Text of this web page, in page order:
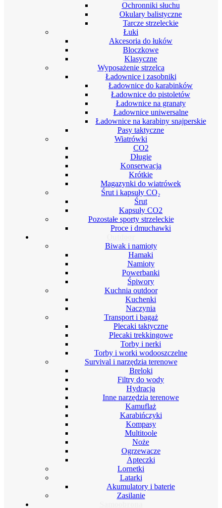
Ochronniki słuchu
Okulary balistyczne
Tarcze strzeleckie
Łuki
Akcesoria do łuków
Bloczkowe
Klasyczne
Wyposażenie strzelca
Ładownice i zasobniki
Ładownice do karabinków
Ładownice do pistoletów
Ładownice na granaty
Ładownice uniwersalne
Ładownice na karabiny snajperskie
Pasy taktyczne
Wiatrówki
CO2
Długie
Konserwacja
Krótkie
Magazynki do wiatrówek
Śrut i kapsuły CO₂
Śrut
Kapsuły CO2
Pozostałe sporty strzeleckie
Proce i dmuchawki
Biwak i namioty
Hamaki
Namioty
Powerbanki
Śpiwory
Kuchnia outdoor
Kuchenki
Naczynia
Transport i bagaż
Plecaki taktyczne
Plecaki trekkingowe
Torby i nerki
Torby i worki wodooszczelne
Survival i narzędzia terenowe
Breloki
Filtry do wody
Hydracja
Inne narzędzia terenowe
Kamuflaż
Karabińczyki
Kompasy
Multitoole
Noże
Ogrzewacze
Apteczki
Lornetki
Latarki
Akumulatory i baterie
Zasilanie